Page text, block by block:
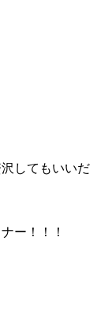
してもいいだ
ー！！！